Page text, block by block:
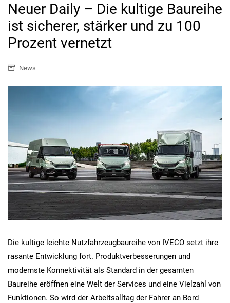
Neuer Daily – Die kultige Baureihe
ist sicherer, stärker und zu 100
Prozent vernetzt
News
Die kultige leichte Nutzfahrzeugbaureihe von IVECO setzt ihre
rasante Entwicklung fort. Produktverbesserungen und
modernste Konnektivität als Standard in der gesamten
Baureihe eröffnen eine Welt der Services und eine Vielzahl von
Funktionen. So wird der Arbeitsalltag der Fahrer an Bord